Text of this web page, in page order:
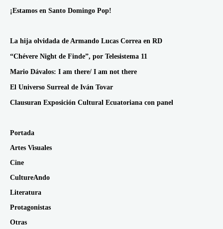
¡Estamos en Santo Domingo Pop!
La hija olvidada de Armando Lucas Correa en RD
“Chévere Night de Finde”, por Telesistema 11
Mario Dávalos: I am there/ I am not there
El Universo Surreal de Iván Tovar
Clausuran Exposición Cultural Ecuatoriana con panel
Portada
Artes Visuales
Cine
CultureAndo
Literatura
Protagonistas
Otras